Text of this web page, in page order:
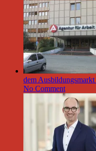
dem
No Comment